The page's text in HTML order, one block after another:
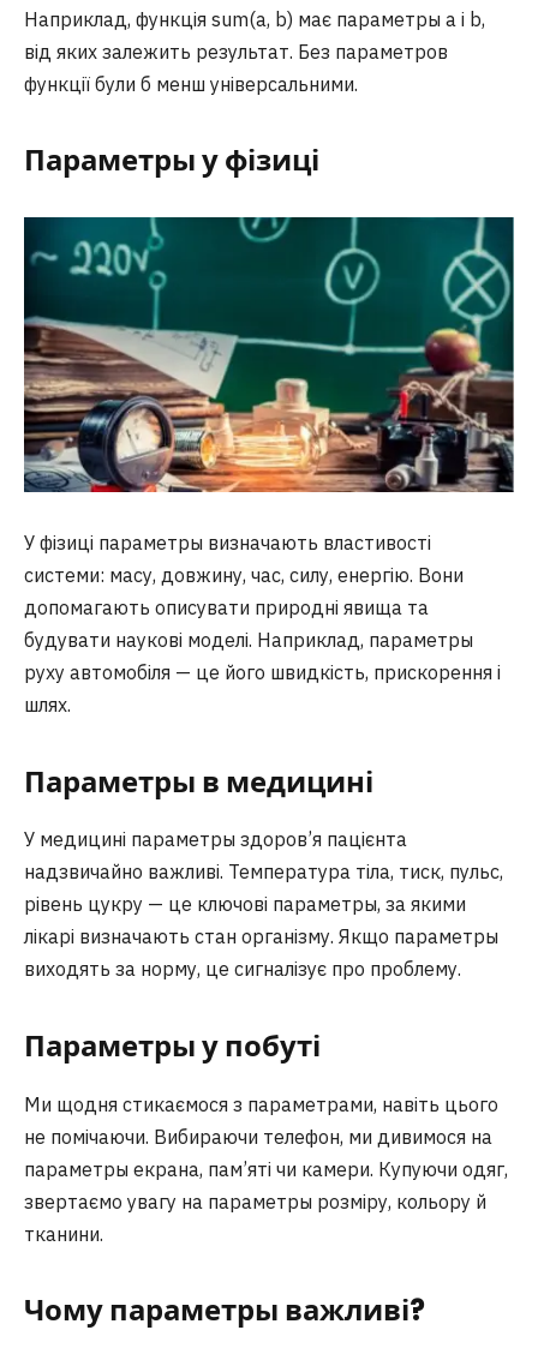
Наприклад, функція sum(a, b) має параметры a і b,
від яких залежить результат. Без параметров
функції були б менш універсальними.
Параметры у фізиці
У фізиці параметры визначають властивості
системи: масу, довжину, час, силу, енергію. Вони
допомагають описувати природні явища та
будувати наукові моделі. Наприклад, параметры
руху автомобіля — це його швидкість, прискорення і
шлях.
Параметры в медицині
У медицині параметры здоров’я пацієнта
надзвичайно важливі. Температура тіла, тиск, пульс,
рівень цукру — це ключові параметры, за якими
лікарі визначають стан організму. Якщо параметры
виходять за норму, це сигналізує про проблему.
Параметры у побуті
Ми щодня стикаємося з параметрами, навіть цього
не помічаючи. Вибираючи телефон, ми дивимося на
параметры екрана, пам’яті чи камери. Купуючи одяг,
звертаємо увагу на параметры розміру, кольору й
тканини.
Чому параметры важливі?